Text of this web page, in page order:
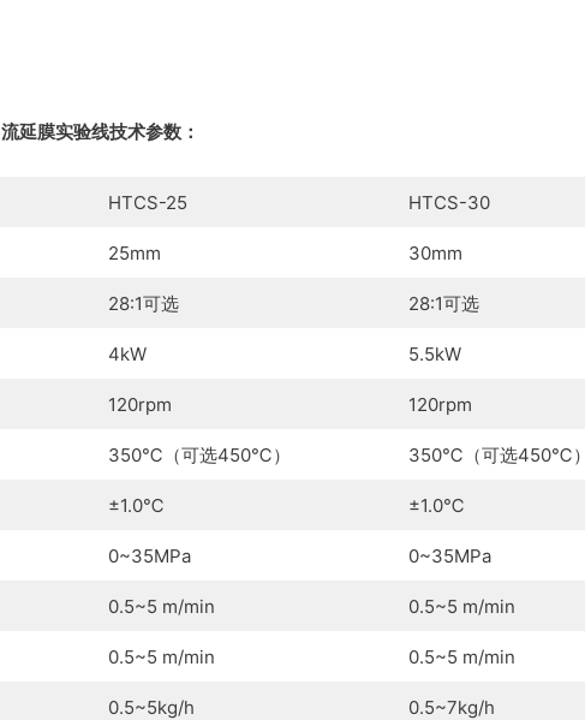
流延膜实验线技术参数：
HTCS-25 HTCS-30
25mm 30mm
28:1可选 28:1可选
4kW 5.5kW
120rpm 120rpm
350℃（可选450℃） 350℃（可选450℃）
±1.0℃ ±1.0℃
0~35MPa 0~35MPa
0.5~5 m/min 0.5~5 m/min
0.5~5 m/min 0.5~5 m/min
0.5~5kg/h 0.5~7kg/h